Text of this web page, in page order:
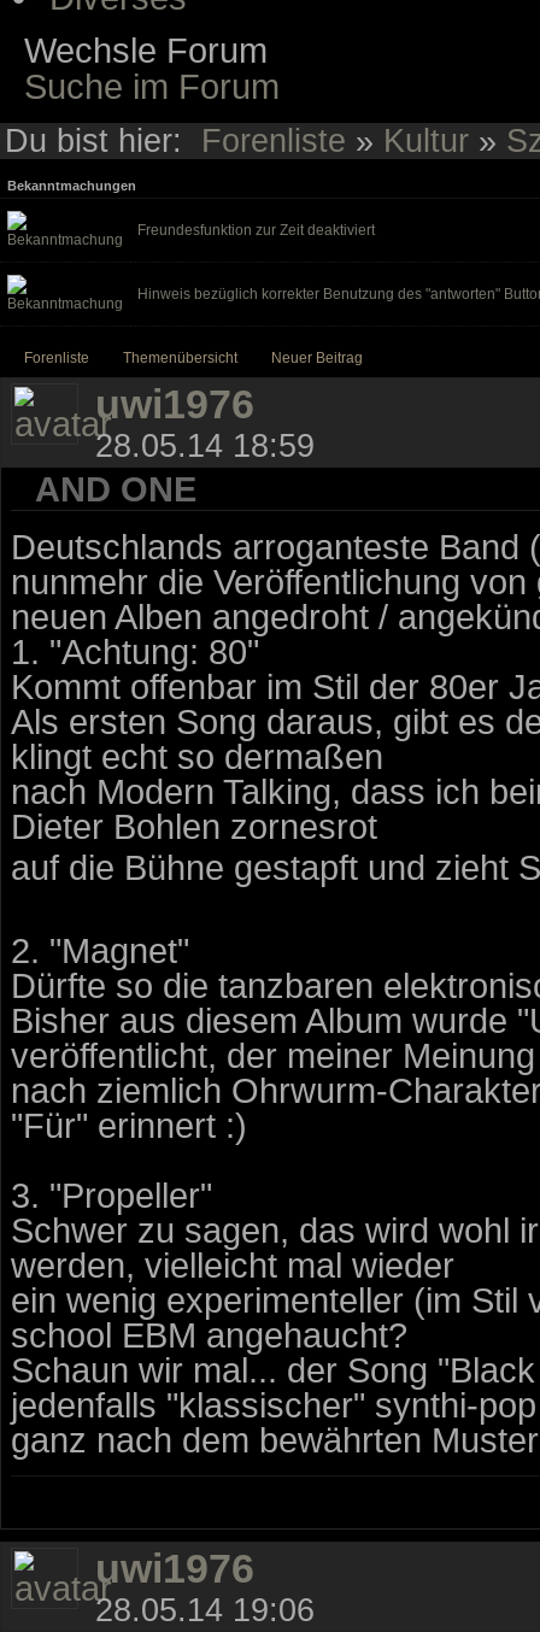
Wechsle Forum
Suche im Forum
Du bist hier: Forenliste » Kultur »
Bekanntmachungen
Freundesfunktion zur Zeit deaktiviert
Hinweis bezüglich korrekter Benutzung des "antworten"
Forenliste Themenübersicht Neuer Beitrag
uwi1976
28.05.14 18:59
AND ONE
Deutschlands arroganteste Band
nunmehr die Veröffentlichung von
neuen Alben angedroht /
1. "Achtung: 80"
Kommt offenbar im Stil der 80er
Als ersten Song daraus, gibt es
klingt echt so dermaßen
nach Modern Talking, dass ich
Dieter Bohlen zornesrot
auf die Bühne gestapft und zieht
2. "Magnet"
Dürfte so die tanzbaren
Bisher aus diesem Album wurde
veröffentlicht, der meiner Meinung
nach ziemlich Ohrwurm-
"Für" erinnert :)
3. "Propeller"
Schwer zu sagen, das wird wohl
werden, vielleicht mal wieder
ein wenig experimenteller (im Stil
school EBM angehaucht?
Schaun wir mal... der Song
jedenfalls "klassischer" synthi-pop
ganz nach dem bewährten
uwi1976
28.05.14 19:06